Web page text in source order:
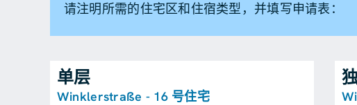
请注明所需的住宅区和住宿类型，并填写申请表：
单层
Winklerstraße - 16 号住宅